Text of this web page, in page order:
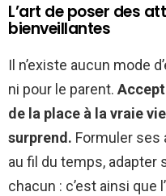
L’art de poser des
bienveillantes
Il n’existe aucun mode
ni pour le parent.
de la place à la vraie
surprend. Formuler ses
au fil du temps, adapter
chacun : c’est ainsi que